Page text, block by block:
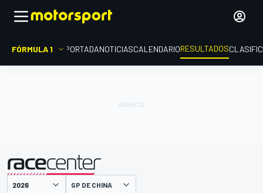
FÓRMULA 1 PORTADANOTICIASCALENDARIORESULTADOS
presentado por GP DE CHINA